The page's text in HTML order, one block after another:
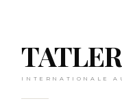
TATLER
INTERNATIONALE